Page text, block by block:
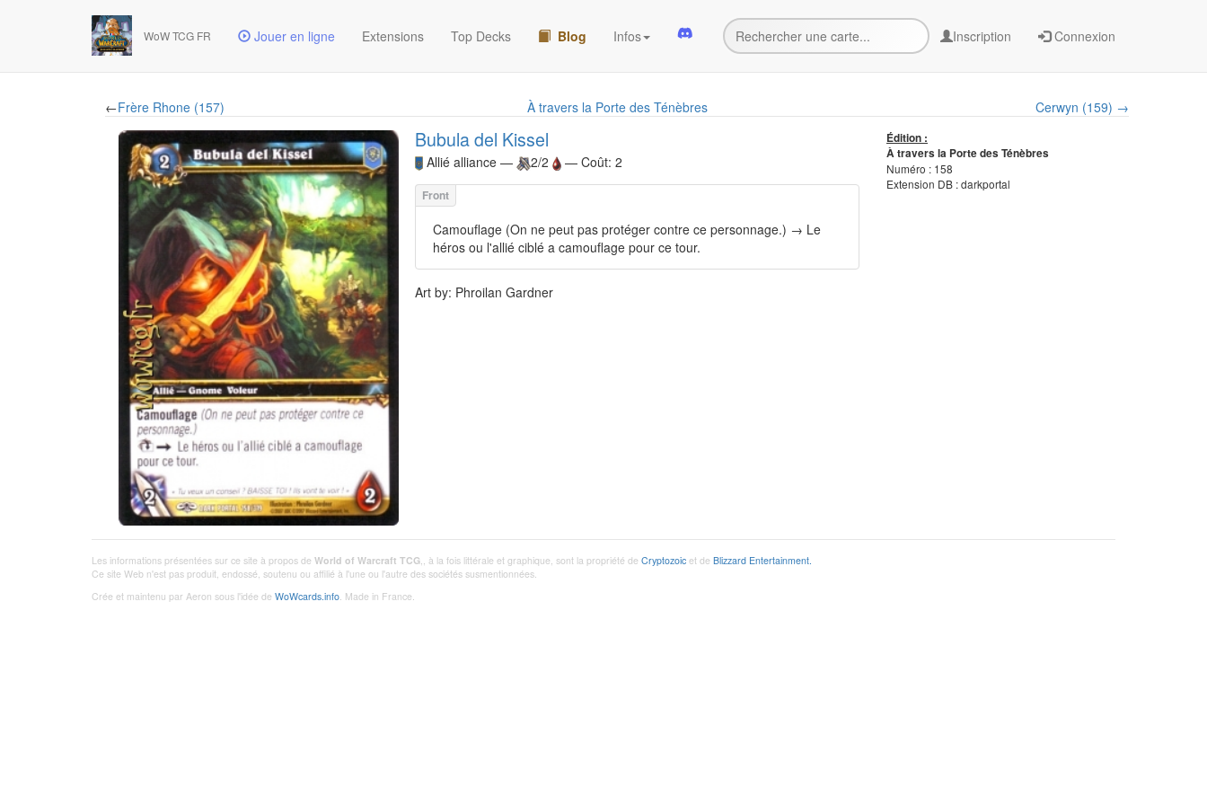
WoW TCG FR Jouer en ligne Extensions Top Decks Blog Infos Inscription Connexion
←Frère Rhone (157) À travers la Porte des Ténèbres Cerwyn (159) →
Bubula del Kissel
Allié alliance — 2/2 — Coût: 2
Camouflage (On ne peut pas protéger contre ce personnage.) → Le
héros ou l'allié ciblé a camouflage pour ce tour.
Art by: Phroilan Gardner
Édition :
À travers la Porte des Ténèbres
Numéro : 158
Extension DB : darkportal
Les informations présentées sur ce site à propos de World of Warcraft TCG,, à la fois littérale et graphique, sont la propriété de Cryptozoic et de Blizzard Entertainment.
Ce site Web n'est pas produit, endossé, soutenu ou affilié à l'une ou l'autre des sociétés susmentionnées.
Crée et maintenu par Aeron sous l'idée de WoWcards.info. Made in France.